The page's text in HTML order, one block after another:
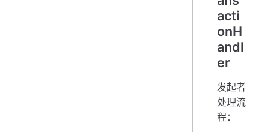
acti
onH
andl
er
发起者
处理流
程：